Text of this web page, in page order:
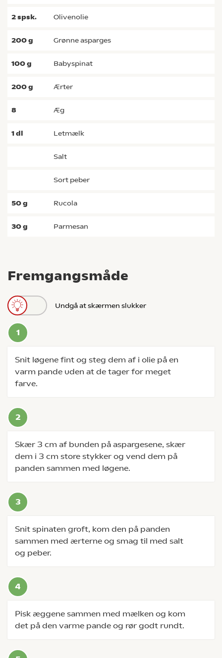
Fremgangsmåde
Undgå at skærmen slukker
Snit løgene fint og steg dem af i olie på en
varm pande uden at de tager for meget
farve.
Skær 3 cm af bunden på aspargesene, skær
dem i 3 cm store stykker og vend dem på
panden sammen med løgene.
Snit spinaten groft, kom den på panden
sammen med ærterne og smag til med salt
og peber.
Pisk æggene sammen med mælken og kom
det på den varme pande og rør godt rundt.
2spsk. olivenolie
200g grønne asparges
100g babyspinat
200g ærter
8 æg
1dl letmælk
salt
sort peber
50g rucola
30g parmesan